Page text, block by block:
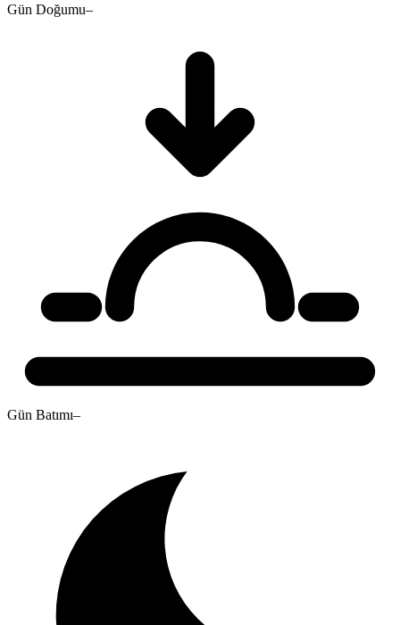
Gün Doğumu–
Gün Batımı–